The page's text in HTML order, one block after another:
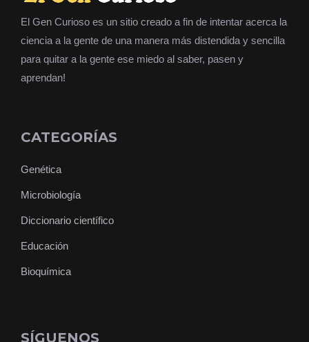
El Gen Curioso es un sitio creado a fin de intentar acerca la
ciencia a la gente de una manera más distendida y sencilla
para quitar a la gente ese miedo al saber, pasen y
aprendan!
CATEGORÍAS
Genética
Microbiología
Diccionario científico
Educación
Bioquímica
SÍGUENOS